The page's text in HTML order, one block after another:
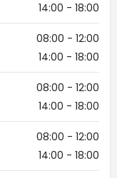
14:00 - 18:00
08:00 - 12:00
14:00 - 18:00
08:00 - 12:00
14:00 - 18:00
08:00 - 12:00
14:00 - 18:00